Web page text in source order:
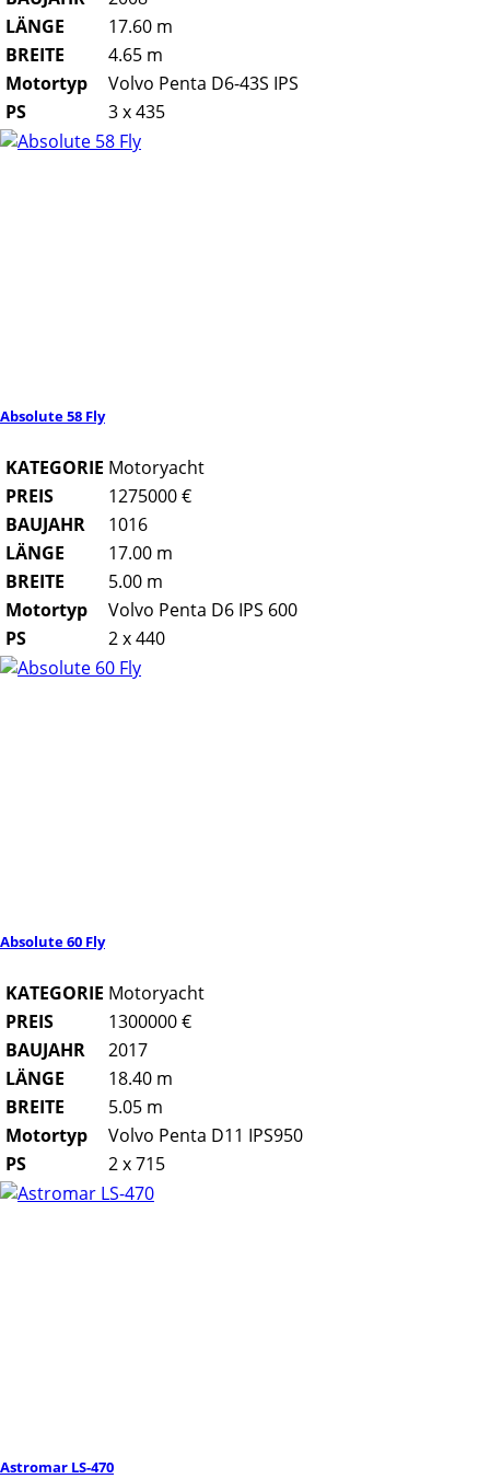
LÄNGE
17.60 m
BREITE
4.65 m
Motortyp
Volvo Penta D6-43S IPS
PS
3 x 435
Absolute 58 Fly
KATEGORIE Motoryacht
PREIS
1275000 €
BAUJAHR
1016
LÄNGE
17.00 m
BREITE
5.00 m
Motortyp
Volvo Penta D6 IPS 600
PS
2 x 440
Absolute 60 Fly
KATEGORIE Motoryacht
PREIS
1300000 €
BAUJAHR
2017
LÄNGE
18.40 m
BREITE
5.05 m
Motortyp
Volvo Penta D11 IPS950
PS
2 x 715
Astromar LS-470